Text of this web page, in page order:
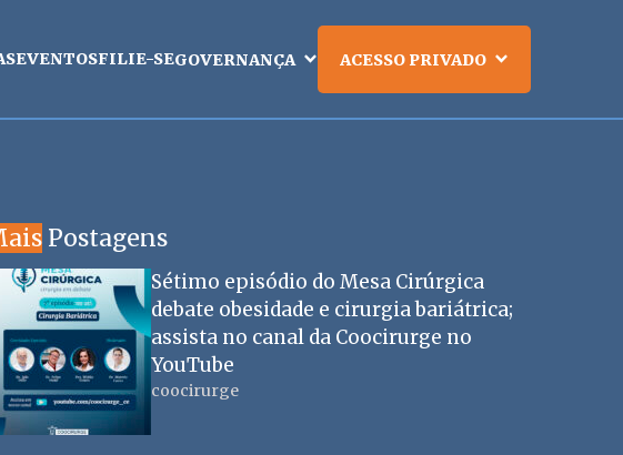
EVENTOSFILIE-SEGOVERNANÇA ACESSO PRIVADO
Postagens
Sétimo episódio do Mesa Cirúrgica
debate obesidade e cirurgia bariátrica;
assista no canal da Coocirurge no
YouTube
coocirurge